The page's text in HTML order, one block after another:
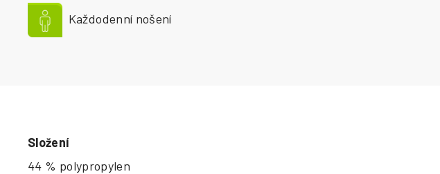
Složení
44 % polypropylen
Každodenní nošení